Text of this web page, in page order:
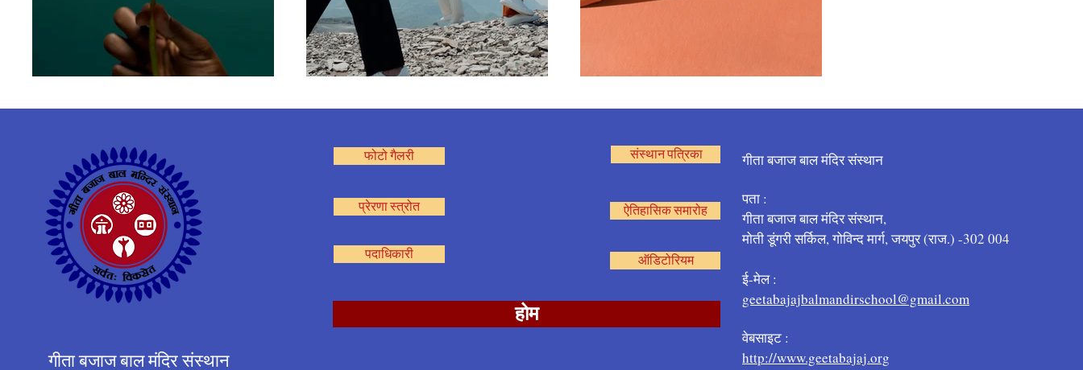
फोटो गैलरी संस्थान पत्रिका
प्रेरणा स्त्रोत
पदाधिकारी
ऐतिहासिक समारोह
ऑडिटोरियम
होम
गीता बजाज बाल मंदिर संस्थान
गीता बजाज बाल मंदिर संस्थान
पता :
गीता बजाज बाल मंदिर संस्थान,
मोती डूंगरी सर्किल, गोविन्द मार्ग, जयपुर (राज.) -302 004
ई-मेल :
geetabajajbalmandirschool@gmail.com
वेबसाइट :
http://www.geetabajaj.org